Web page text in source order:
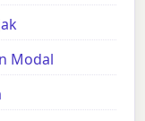
Modal